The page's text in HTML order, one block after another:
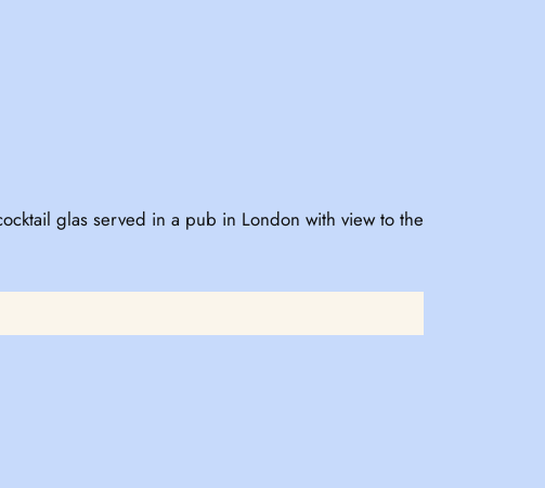
glas served in a pub in London with view to the